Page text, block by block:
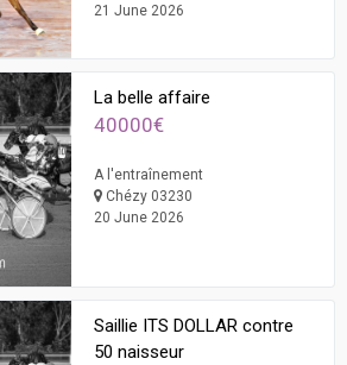
21 June 2026
La belle affaire
40000€
A l'entraînement
Chézy 03230
20 June 2026
Saillie ITS DOLLAR contre
50 naisseur